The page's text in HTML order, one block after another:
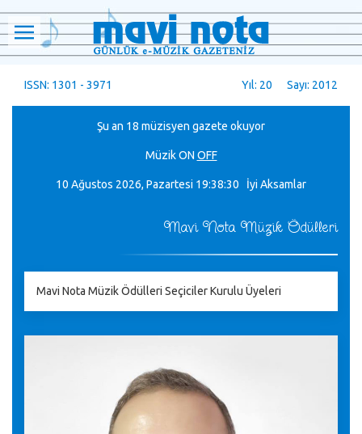
ISSN: 1301 - 3971 Yıl: 20 Sayı: 2012
Şu an 18 müzisyen gazete okuyor
MüzikON OFF
10 Ağustos 2026, Pazartesi 19:38:31 İyi Aksamlar
Mavi Nota Müzik Ödülleri
Mavi Nota Müzik Ödülleri Seçiciler Kurulu Üyeleri